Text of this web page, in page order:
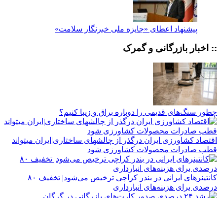
پیشنهاد اعطای «جایزه ملی خبرنگار سلامت»
:: اخبار بازرگانی و گمرک
چطور سنگ‌های قدیمی را دوباره براق و زیبا کنیم؟
اقتصاد کشاورزی ایران درگذر از چالشهای ساختاری|ایران میتواند
قطب صادرات محصولات کشاورزی شود
کانتینرهای ایرانی در بندر کراچی ترخیص می‌شود| تخفیف ۸۰
درصدی برای هزینه‌های انبارداری